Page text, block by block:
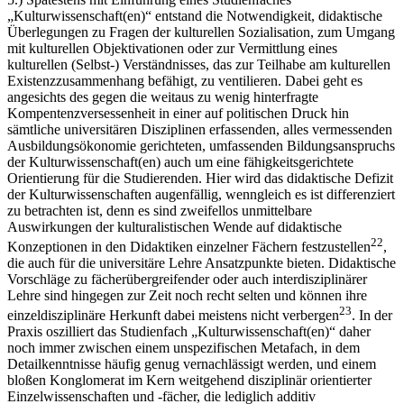
„Kulturwissenschaft(en)“ entstand die Notwendigkeit, didaktische
Überlegungen zu Fragen der kulturellen Sozialisation, zum Umgang
mit kulturellen Objektivationen oder zur Vermittlung eines
kulturellen (Selbst-) Verständnisses, das zur Teilhabe am kulturellen
Existenzzusammenhang befähigt, zu ventilieren. Dabei geht es
angesichts des gegen die weitaus zu wenig hinterfragte
Kompentenzversessenheit in einer auf politischen Druck hin
sämtliche universitären Disziplinen erfassenden, alles vermessenden
Ausbildungsökonomie gerichteten, umfassenden Bildungsanspruchs
der Kulturwissenschaft(en) auch um eine fähigkeitsgerichtete
Orientierung für die Studierenden. Hier wird das didaktische Defizit
der Kulturwissenschaften augenfällig, wenngleich es ist differenziert
zu betrachten ist, denn es sind zweifellos unmittelbare
Auswirkungen der kulturalistischen Wende auf didaktische
Konzeptionen in den Didaktiken einzelner Fächern festzustellen22,
die auch für die universitäre Lehre Ansatzpunkte bieten. Didaktische
Vorschläge zu fächerübergreifender oder auch interdisziplinärer
Lehre sind hingegen zur Zeit noch recht selten und können ihre
einzeldisziplinäre Herkunft dabei meistens nicht verbergen23. In der
Praxis oszilliert das Studienfach „Kulturwissenschaft(en)“ daher
noch immer zwischen einem unspezifischen Metafach, in dem
Detailkenntnisse häufig genug vernachlässigt werden, und einem
bloßen Konglomerat im Kern weitgehend disziplinär orientierter
Einzelwissenschaften und -fächer, die lediglich additiv